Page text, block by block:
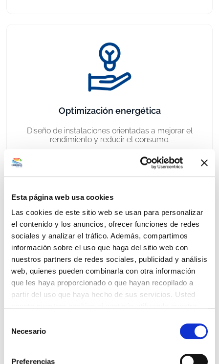
Esta página web usa cookies
Las cookies de este sitio web se usan para personalizar
el contenido y los anuncios, ofrecer funciones de redes
sociales y analizar el tráfico. Además, compartimos
información sobre el uso que haga del sitio web con
nuestros partners de redes sociales, publicidad y análisis
web, quienes pueden combinarla con otra información
que les haya proporcionado o que hayan recopilado a
partir del uso que haya hecho de sus servicios. Usted
Necesario
Preferencias
Optimización energética
Diseño de instalaciones orientadas a mejorar el
rendimiento y reducir el consumo.
Generación de CAES
Ingresos adicionales para mejorar el ROI